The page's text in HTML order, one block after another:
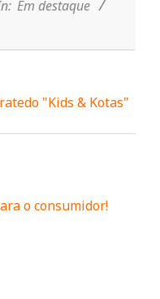
Em destaque
"Kids & Kotas"
o consumidor!